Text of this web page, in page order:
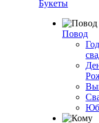
Букеты
Повод